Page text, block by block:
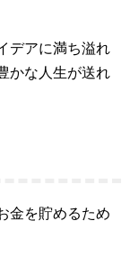
デアに満ち溢れ
かな人生が送れ
金を貯めるため